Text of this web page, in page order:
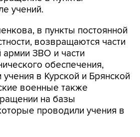
учений.
в пункты постоянной
возвращаются части
ЗВО и части
обеспечения,
в Курской и Брянской
военные также
на базы
проводили учения в